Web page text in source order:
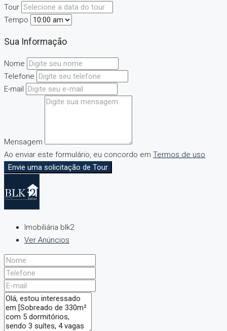
Tour
Tempo
Sua Informação
Nome
Telefone
E-mail
Mensagem
Ao enviar este formulário, eu concordo em Termos de uso
Envie uma solicitação de Tour
Imobiliária blk2
Ver Anúncios